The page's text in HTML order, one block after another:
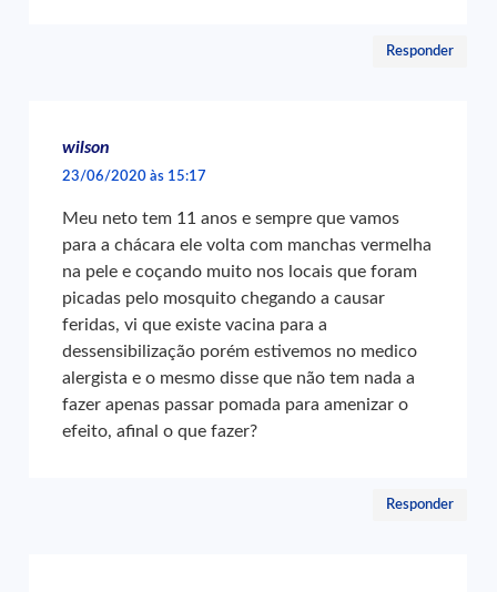
Responder
wilson
23/06/2020 às 15:17
Meu neto tem 11 anos e sempre que vamos
para a chácara ele volta com manchas vermelha
na pele e coçando muito nos locais que foram
picadas pelo mosquito chegando a causar
feridas, vi que existe vacina para a
dessensibilização porém estivemos no medico
alergista e o mesmo disse que não tem nada a
fazer apenas passar pomada para amenizar o
efeito, afinal o que fazer?
Responder